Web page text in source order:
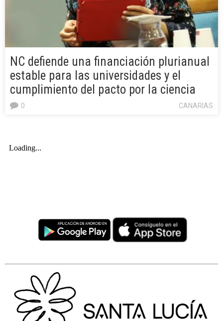
NC defiende una financiación plurianual
estable para las universidades y el
cumplimiento del pacto por la ciencia
CANARIAS
0